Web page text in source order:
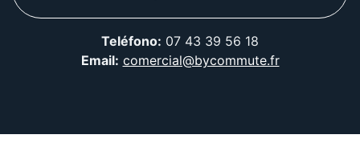
Teléfono: 07 43 39 56 18
Email: comercial@bycommute.fr